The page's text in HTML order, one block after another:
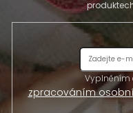
Vyplněním
zpracováním